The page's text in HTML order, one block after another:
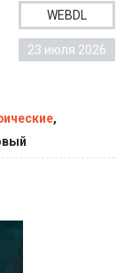
WEBDL
23 июля 2026
,